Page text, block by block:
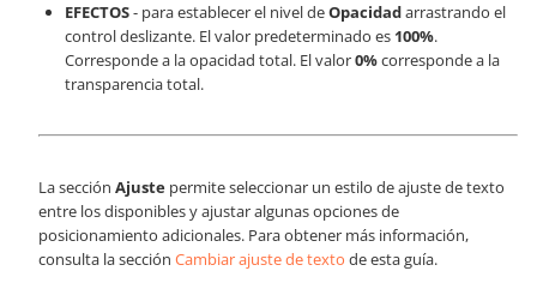
EFECTOS- para establecer el nivel deOpacidadarrastrando el
control deslizante. El valor predeterminado es 100%.
Corresponde a la opacidad total. El valor0%corresponde a la
transparencia total.
La sección Ajuste permite seleccionar un estilo de ajuste de texto
entre los disponibles y ajustar algunas opciones de
posicionamiento adicionales. Para obtener más información,
consulta la sección Cambiar ajuste de texto de esta guía.